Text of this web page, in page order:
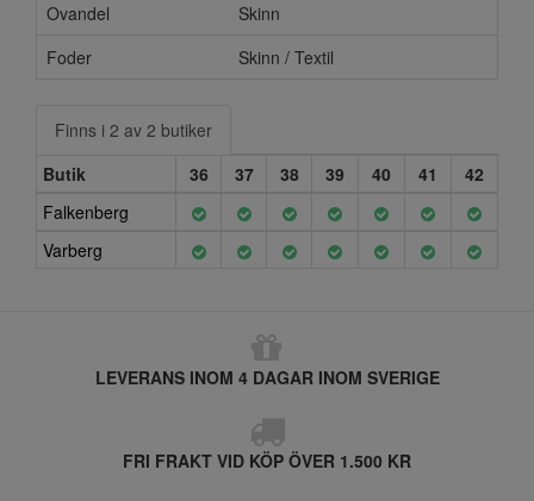
Ovandel
Skinn
Foder
Skinn / Textil
Finns i 2 av 2 butiker
Butik
36 37 38 39 40 41
42
Falkenberg
Varberg
LEVERANS INOM 4 DAGAR INOM SVERIGE
FRI FRAKT VID KÖP ÖVER 1.500 KR